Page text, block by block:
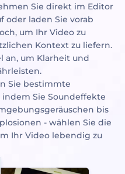
Sie direkt im Editor
laden Sie vorab
um Ihr Video zu
Kontext zu liefern.
an, um Klarheit und
Sie bestimmte
Sie Soundeffekte
bis
- wählen Sie die
Ihr Video lebendig zu